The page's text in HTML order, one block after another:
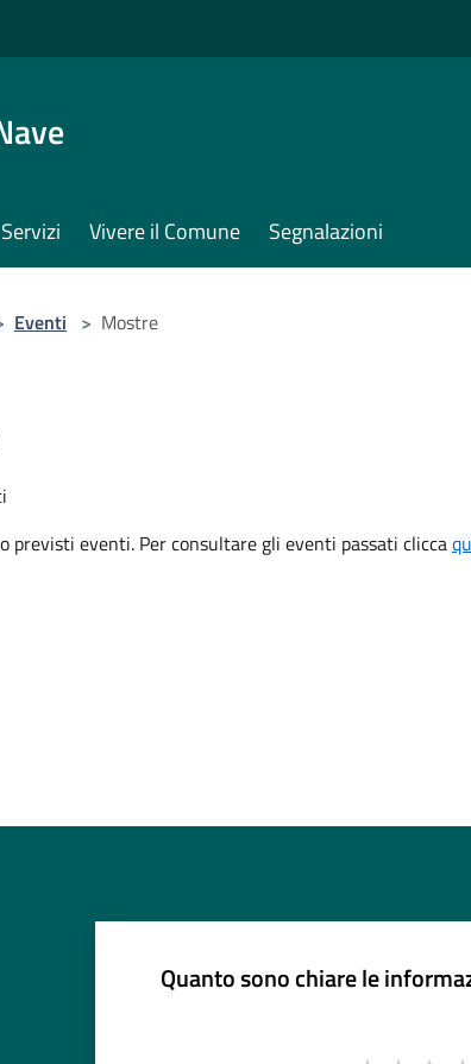
Servizi Vivere il Comune Segnalazioni
Eventi > Mostre
previsti eventi. Per consultare gli eventi passati clicca
Quanto sono chiare le